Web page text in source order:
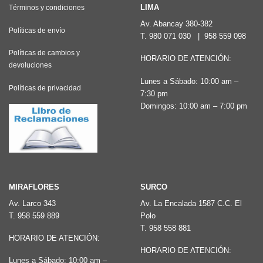
opciones
elegir
la
página
de
producto
opciones
se
pueden
en
la
Términos y condiciones
Políticas de envío
Políticas de cambios y
devoluciones
Políticas de privacidad
LIMA
Av. Abancay 380-382
T. 980 071 030 958 559 098
HORARIO DE ATENCIÓN:
Lunes a Sábado: 10:00 am –
7:30 pm
Domingos: 10:00 am – 7:00 pm
MIRAFLORES
Av. Larco 343
T. 958 559 889
HORARIO DE ATENCIÓN:
Lunes a Sábado: 10:00 am –
SURCO
Av. La Encalada 1587 C.C. El
Polo
T. 958 558 881
HORARIO DE ATENCIÓN: